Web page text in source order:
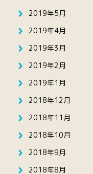
2019年5月
2019年4月
2019年3月
2019年2月
2019年1月
2018年12月
2018年11月
2018年10月
2018年9月
2018年8月